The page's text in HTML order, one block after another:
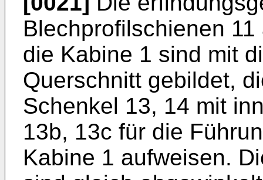
Blechprofilschienen
die Kabine 1 sind mit
Querschnitt gebildet,
Schenkel 13, 14 mit
13b, 13c für die
Kabine 1 aufweisen.